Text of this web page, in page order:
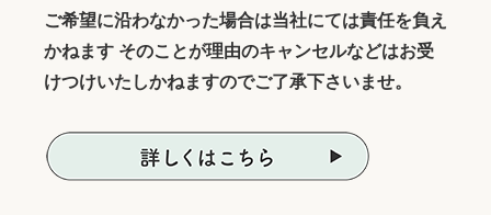
ご希望に沿わなかった場合は当社にては責任を負え
かねます そのことが理由のキャンセルなどはお受
けつけいたしかねますのでご了承下さいませ。